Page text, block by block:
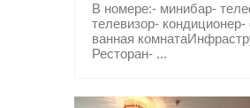
В номере:- минибар-
телевизор-
ванная
Ресторан- ...